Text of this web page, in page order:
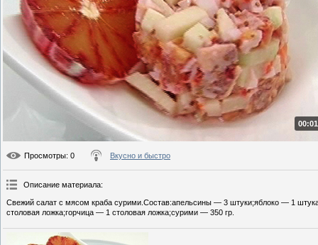
Просмотры: 0 Вкусно и быстро
Описание материала:
Свежий салат с мясом краба сурими.Состав:апельсины — 3 штуки;яблоко — 1
столовая ложка;горчица — 1 столовая ложка;сурими — 350 гр.